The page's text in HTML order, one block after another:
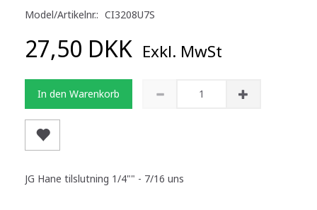
Model/Artikelnr.: CI3208U7S
27,50 DKK Exkl. MwSt
In den Warenkorb
JG Hane tilslutning 1/4"" - 7/16 uns